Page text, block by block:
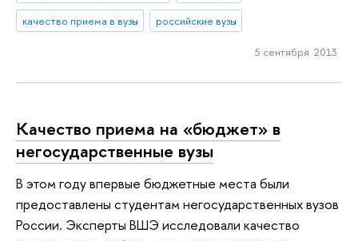
качество приема в вузы
российские вузы
5 сентября 2013
Качество приема на «бюджет» в
негосударственные вузы
В этом году впервые бюджетные места были
предоставлены студентам негосударственных вузов
России. Эксперты ВШЭ исследовали качество